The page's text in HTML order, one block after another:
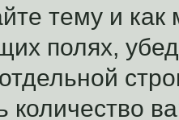
тему и
полях,
количество